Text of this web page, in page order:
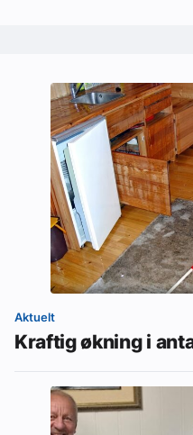
Aktuelt
Kraftig økning i